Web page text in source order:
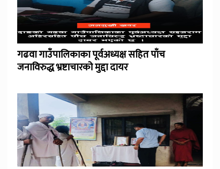
गढवा गाउँपालिकाका पूर्वअध्यक्ष सहित पाँच
जनाविरुद्ध भ्रष्टाचारको मुद्दा दायर